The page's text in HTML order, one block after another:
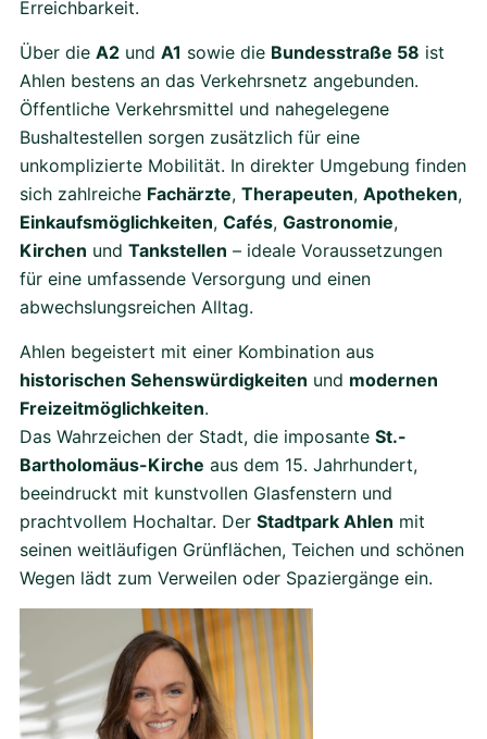
Erreichbarkeit.
Über die A2 und A1 sowie die Bundesstraße 58 ist
Ahlen bestens an das Verkehrsnetz angebunden.
Öffentliche Verkehrsmittel und nahegelegene
Bushaltestellen sorgen zusätzlich für eine
unkomplizierte Mobilität. In direkter Umgebung finden
sich zahlreiche Fachärzte, Therapeuten, Apotheken,
Einkaufsmöglichkeiten, Cafés, Gastronomie,
Kirchen und Tankstellen – ideale Voraussetzungen
für eine umfassende Versorgung und einen
abwechslungsreichen Alltag.
Ahlen begeistert mit einer Kombination aus
historischen Sehenswürdigkeiten und modernen
Freizeitmöglichkeiten.
Das Wahrzeichen der Stadt, die imposante St.-
Bartholomäus-Kirche aus dem 15. Jahrhundert,
beeindruckt mit kunstvollen Glasfenstern und
prachtvollem Hochaltar. Der Stadtpark Ahlen mit
seinen weitläufigen Grünflächen, Teichen und schönen
Wegen lädt zum Verweilen oder Spaziergänge ein.